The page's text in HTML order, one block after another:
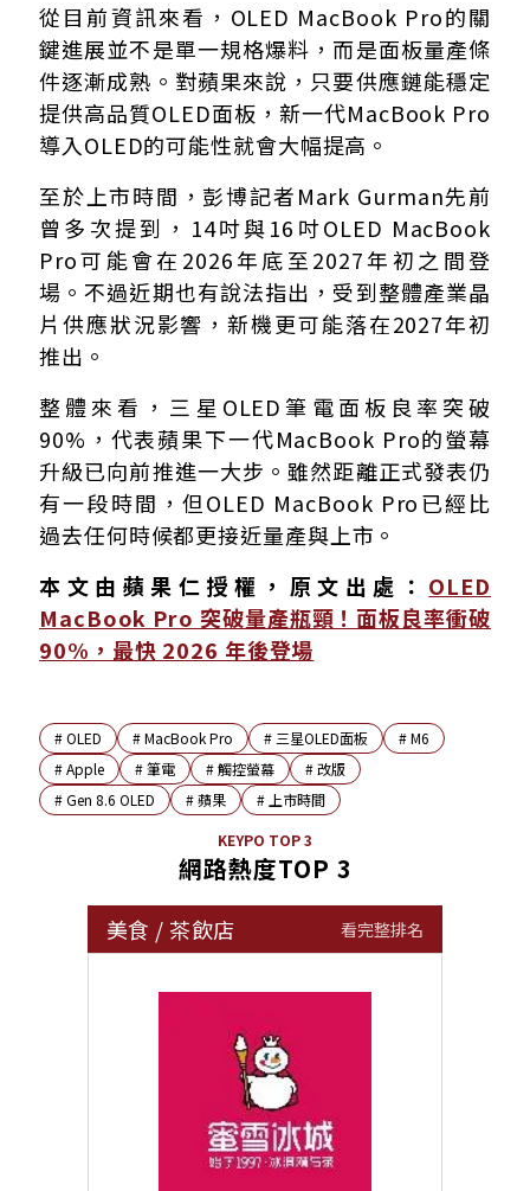
從目前資訊來看，OLED MacBook Pro的關
鍵進展並不是單一規格爆料，而是面板量產條
件逐漸成熟。對蘋果來說，只要供應鏈能穩定
提供高品質OLED面板，新一代MacBook Pro
導入OLED的可能性就會大幅提高。
至於上市時間，彭博記者Mark Gurman先前
曾多次提到，14吋與16吋OLED MacBook
Pro可能會在2026年底至2027年初之間登
場。不過近期也有說法指出，受到整體產業晶
片供應狀況影響，新機更可能落在2027年初
推出。
整體來看，三星OLED筆電面板良率突破
90%，代表蘋果下一代MacBook Pro的螢幕
升級已向前推進一大步。雖然距離正式發表仍
有一段時間，但OLED MacBook Pro已經比
過去任何時候都更接近量產與上市。
本文由蘋果仁授權，原文出處： OLED
MacBook Pro 突破量產瓶頸！面板良率衝破
90%，最快 2026 年後登場
#OLED #MacBook Pro # 三星OLED面板 #M6
#Apple #筆電 #觸控螢幕 #改版
#Gen 8.6 OLED #蘋果 # 上市時間
KEYPO TOP 3
網路熱度TOP 3
美食 / 茶飲店 看完整排名